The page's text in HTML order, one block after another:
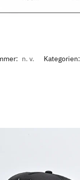
n. v. Kategorien: